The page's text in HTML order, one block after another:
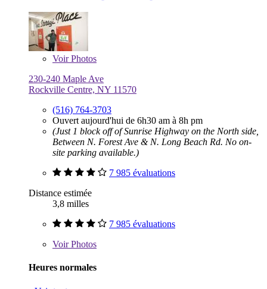
VoirPhotos
230-240 Maple Ave
Rockville Centre, NY 11570
(516) 764-3703
Ouvert aujourd'hui de 6h30 am à 8h pm
(Just 1 block off of Sunrise Highway on the North side,
Between N. Forest Ave & N. Long Beach Rd. No on-
site parking available.)
7 985 évaluations
Distance estimée
3,8 milles
7 985 évaluations
VoirPhotos
Heures normales